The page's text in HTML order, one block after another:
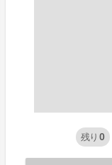
残り 0